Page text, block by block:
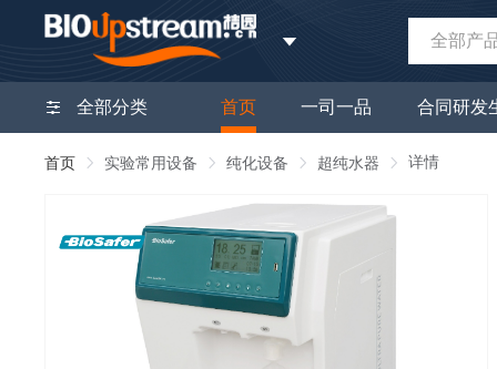
全部产
全部分类 首页 一司一品 合同研发
首页 实验常用设备 纯化设备 超纯水器 详情